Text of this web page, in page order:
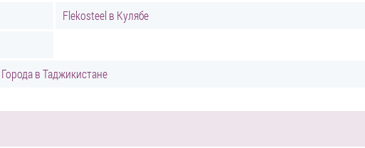
Flekosteel в Кулябе
Города в Таджикистане